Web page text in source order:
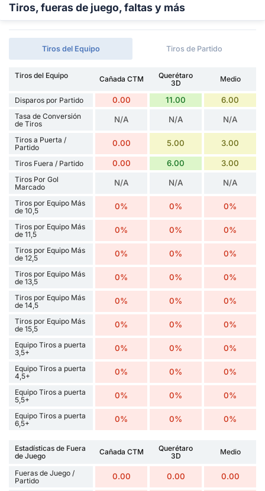
Tiros, fueras de juego, faltas y más
Tiros del Equipo Tiros de Partido
Tiros del Equipo Cañada CTM
Querétaro
3D
Medio
Disparos por Partido 0.00 11.00 6.00
Tasa de Conversión
de Tiros
N/A N/A N/A
Tiros a Puerta /
Partido
0.00 5.00 3.00
Tiros Fuera / Partido 0.00 6.00 3.00
Tiros Por Gol
Marcado
N/A N/A N/A
Tiros por Equipo Más
de 10,5
0% 0% 0%
Tiros por Equipo Más
de 11,5
0% 0% 0%
Tiros por Equipo Más
de 12,5
0% 0% 0%
Tiros por Equipo Más
de 13,5
0% 0% 0%
Tiros por Equipo Más
de 14,5
0% 0% 0%
Tiros por Equipo Más
de 15,5
0% 0% 0%
Equipo Tiros a puerta
3,5+
0% 0% 0%
Equipo Tiros a puerta
4,5+
0% 0% 0%
Equipo Tiros a puerta
5,5+
0% 0% 0%
Equipo Tiros a puerta
6,5+
0% 0% 0%
Estadísticas de Fuera
de Juego
Cañada CTM
Querétaro
3D
Medio
Fueras de Juego /
Partido
0.00 0.00 0.00